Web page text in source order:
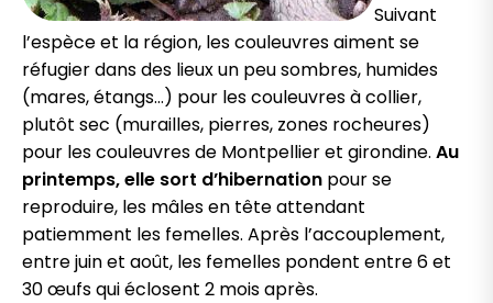
Suivant
l’espèce et la région, les couleuvres aiment se
réfugier dans des lieux un peu sombres, humides
(mares, étangs…) pour les couleuvres à collier,
plutôt sec (murailles, pierres, zones rocheures)
pour les couleuvres de Montpellier et girondine. Au
printemps, elle sort d’hibernation pour se
reproduire, les mâles en tête attendant
patiemment les femelles. Après l’accouplement,
entre juin et août, les femelles pondent entre 6 et
30 œufs qui éclosent 2 mois après.